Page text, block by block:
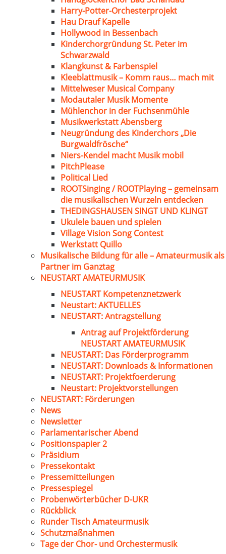
Harry-Potter-Orchesterprojekt
Hau Drauf Kapelle
Hollywood in Bessenbach
Kinderchorgründung St. Peter im
Schwarzwald
Klangkunst & Farbenspiel
Kleeblattmusik – Komm raus… mach mit
Mittelweser Musical Company
Modautaler Musik Momente
Mühlenchor in der Fuchsenmühle
Musikwerkstatt Abensberg
Neugründung des Kinderchors „Die
Burgwaldfrösche“
Niers-Kendel macht Musik mobil
PitchPlease
Political Lied
ROOTSinging / ROOTPlaying – gemeinsam
die musikalischen Wurzeln entdecken
THEDINGSHAUSEN SINGT UND KLINGT
Ukulele bauen und spielen
Village Vision Song Contest
Werkstatt Quillo
Musikalische Bildung für alle – Amateurmusik als
Partner im Ganztag
NEUSTART AMATEURMUSIK
NEUSTART Kompetenznetzwerk
Neustart: AKTUELLES
NEUSTART: Antragstellung
Antrag auf Projektförderung
NEUSTART AMATEURMUSIK
NEUSTART: Das Förderprogramm
NEUSTART: Downloads & Informationen
NEUSTART: Projektfoerderung
Neustart: Projektvorstellungen
NEUSTART: Förderungen
News
Newsletter
Parlamentarischer Abend
Positionspapier 2
Präsidium
Pressekontakt
Pressemitteilungen
Pressespiegel
Probenwörterbücher D-UKR
Rückblick
Runder Tisch Amateurmusik
Schutzmaßnahmen
Tage der Chor- und Orchestermusik